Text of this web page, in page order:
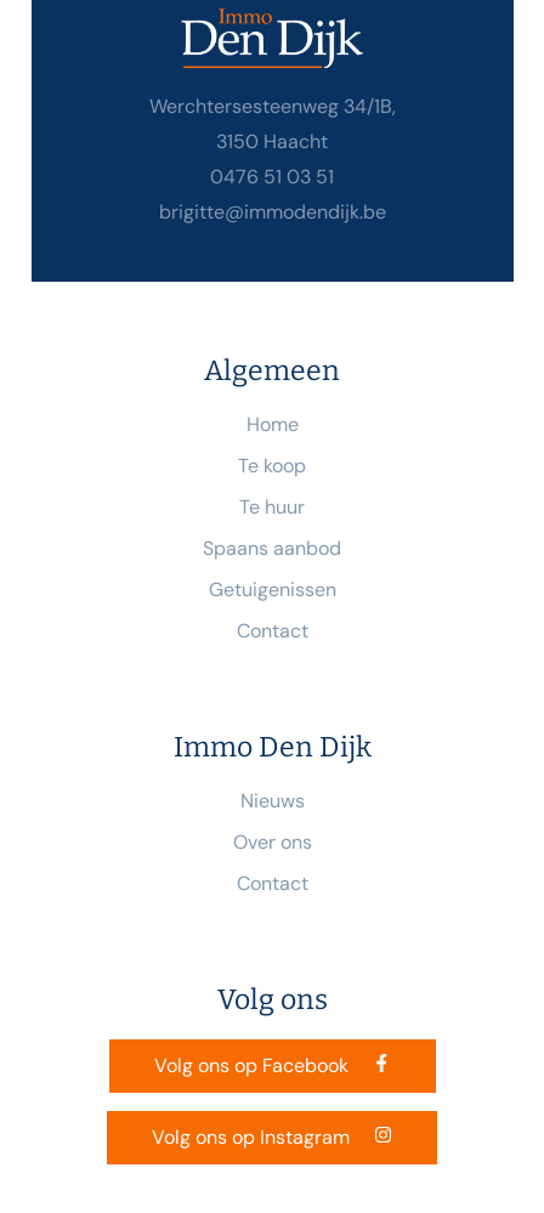
Werchtersesteenweg 34/1B,
3150 Haacht
0476 51 03 51
brigitte@immodendijk.be
Immo Den Dijk
Nieuws
Over ons
Contact
Volg ons
Volg ons op Facebook
Volg ons op Instagram
Algemeen
Home
Te koop
Te huur
Spaans aanbod
Getuigenissen
Contact